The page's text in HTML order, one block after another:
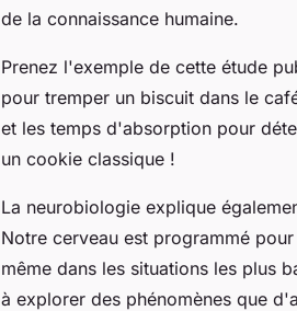
de la connaissance humaine.
Prenez l'exemple de cette étude
pour tremper un biscuit dans le
et les temps d'absorption pour
un cookie classique !
La neurobiologie explique
Notre cerveau est programmé
même dans les situations les plus
à explorer des phénomènes que